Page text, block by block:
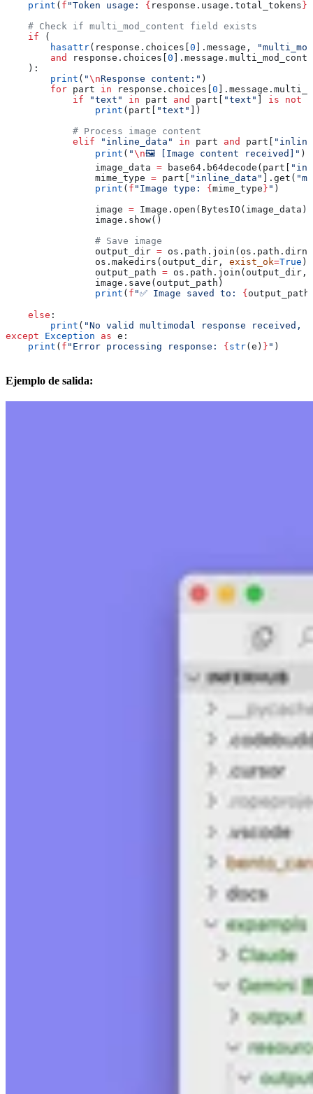
    print
( f "Token usage: { response.usage.total_tokens}
    # Check if multi_mod_content field exists
    if
(
        hasattr
(response.choices[0 ].message,
        and
response.choices[0
    ):
        print
( "\nResponse content:" )
        for
part in response.choices[0
            if
"text" in part and part[ "text" ] is not
                print
(part[ "text" ])
            # Process image content
            elif
"inline_data" in part and part[
                print
( "\n🖼️ [Image content received]" )
                image_data
= base64.b64decode(part[
                mime_type
= part[ "inline_data" ].get(
                print
( f "Image type: {mime_type} " )
                image
= Image.open(BytesIO(image_data))
                image.show()
                # Save image
                output_dir
=
                os.makedirs(output_dir,
exist_ok=True )
                output_path
= os.path.join(output_dir,
                image.save(output_path)
                print
( f "✅ Image saved to: {output_path
    else
:
        print
( "No valid multimodal response received,
except Exception as e:
    print
( f "Error processing response: {str(e) } " )
Ejemplo de salida: